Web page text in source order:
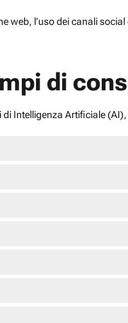
l’uso dei canali
di
Intelligenza Artificiale